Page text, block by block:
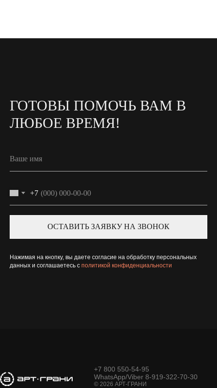
ГОТОВЫ ПОМОЧЬ ВАМ В
ЛЮБОЕ ВРЕМЯ!
+7
ОСТАВИТЬ ЗАЯВКУ НА ЗВОНОК
Нажимая на кнопку, вы даете согласие на обработку персональных
данных и соглашаетесь c политикой конфиденциальности
+7 800 550-54-95
WhatsApp/Viber 8-919-322-70-30
© 2026 АРТ-ГРАНИ